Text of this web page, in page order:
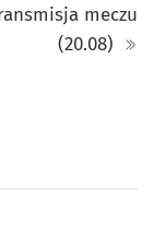
meczu
(20.08)